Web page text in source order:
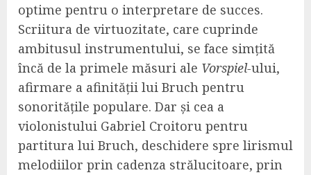
optime pentru o interpretare de succes.
Scriitura de virtuozitate, care cuprinde
ambitusul instrumentului, se face simțită
încă de la primele măsuri ale Vorspiel-ului,
afirmare a afinității lui Bruch pentru
sonoritățile populare. Dar și cea a
violonistului Gabriel Croitoru pentru
partitura lui Bruch, deschidere spre lirismul
melodiilor prin cadenza strălucitoare, prin